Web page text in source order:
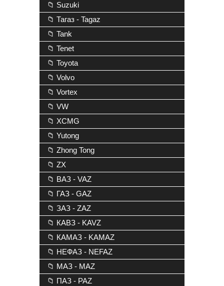
📁 Suzuki
📁 Тагаз - Tagaz
📁 Tank
📁 Tenet
📁 Toyota
📁 Volvo
📁 Vortex
📁 VW
📁 XCMG
📁 Yutong
📁 Zhong Tong
📁 ZX
📁 ВАЗ - VAZ
📁 ГАЗ - GAZ
📁 ЗАЗ - ZAZ
📁 КАВЗ - KAVZ
📁 КАМАЗ - KAMAZ
📁 НЕФАЗ - NEFAZ
📁 МАЗ - MAZ
📁 ПАЗ - PAZ